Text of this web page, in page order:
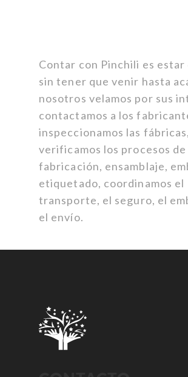
Contar con Pinchili es estar
sin tener que venir hasta
nosotros velamos por sus
contactamos a los
inspeccionamos las fábricas,
verificamos los procesos de
fabricación, ensamblaje,
etiquetado, coordinamos el
transporte, el seguro, el
el envío.